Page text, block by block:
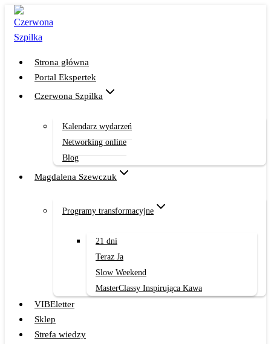
Przejdź
treści
Strona główna
Portal Ekspertek
Czerwona Szpilka
Kalendarz wydarzeń
Networking online
Blog
Magdalena Szewczuk
Programy transformacyjne
21 dni
Teraz Ja
Slow Weekend
MasterClassy Inspirująca Kawa
VIBEletter
Sklep
Strefa wiedzy